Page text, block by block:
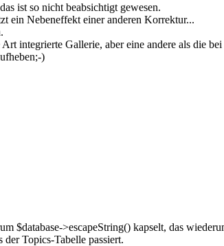
ist so nicht beabsichtigt gewesen.
ein Nebeneffekt einer anderen Korrektur...
integrierte Gallerie, aber eine andere als die
)
$database->escapeString() kapselt, das
Topics-Tabelle passiert.